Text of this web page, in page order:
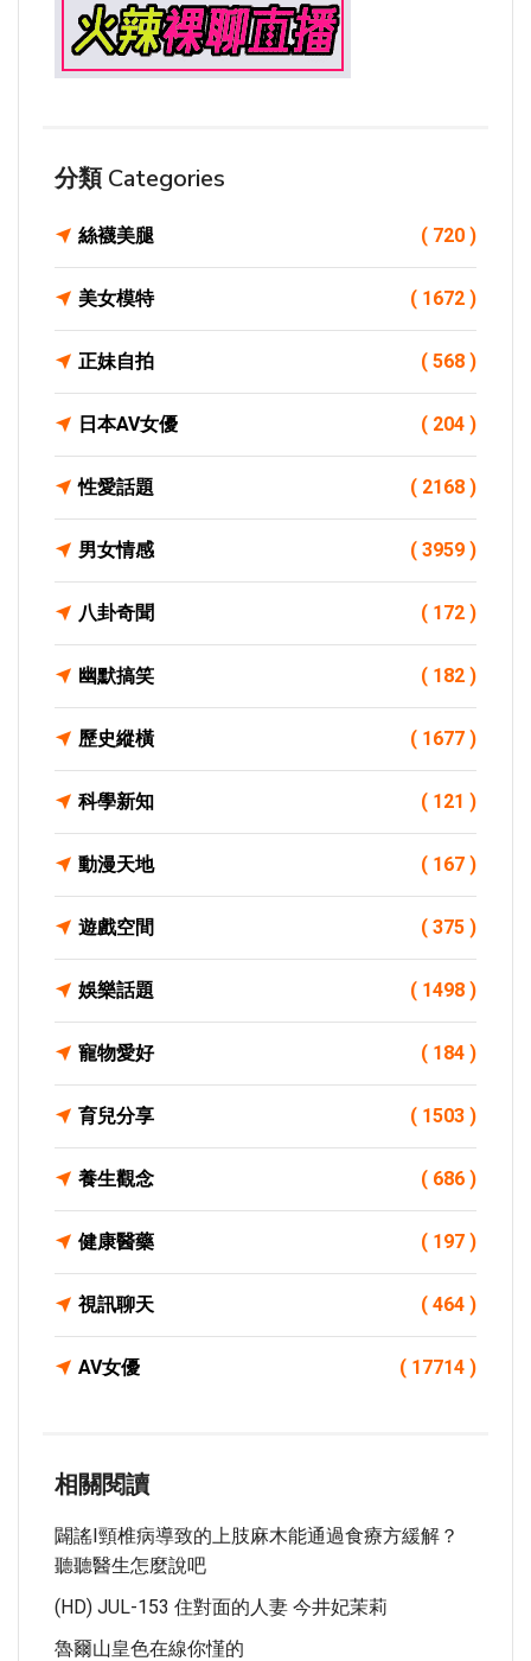
分類 Categories
絲襪美腿 ( 720 )
美女模特 ( 1672 )
正妹自拍 ( 568 )
日本AV女優 ( 204 )
性愛話題 ( 2168 )
男女情感 ( 3959 )
八卦奇聞 ( 172 )
幽默搞笑 ( 182 )
歷史縱橫 ( 1677 )
科學新知 ( 121 )
動漫天地 ( 167 )
遊戲空間 ( 375 )
娛樂話題 ( 1498 )
寵物愛好 ( 184 )
育兒分享 ( 1503 )
養生觀念 ( 686 )
健康醫藥 ( 197 )
視訊聊天 ( 464 )
AV女優 ( 17714 )
相關閱讀
闢謠I頸椎病導致的上肢麻木能通過食療方緩解？
聽聽醫生怎麼說吧
(HD) JUL-153 住對面的人妻 今井妃茉莉
魯爾山皇色在線你慬的